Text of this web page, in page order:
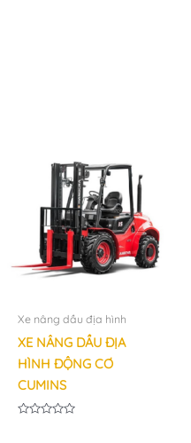
Xe nâng dầu địa hình
XE NÂNG DẦU ĐỊA
HÌNH ĐỘNG CƠ
CUMINS